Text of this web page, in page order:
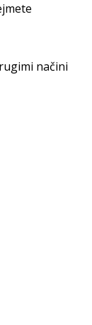
načini